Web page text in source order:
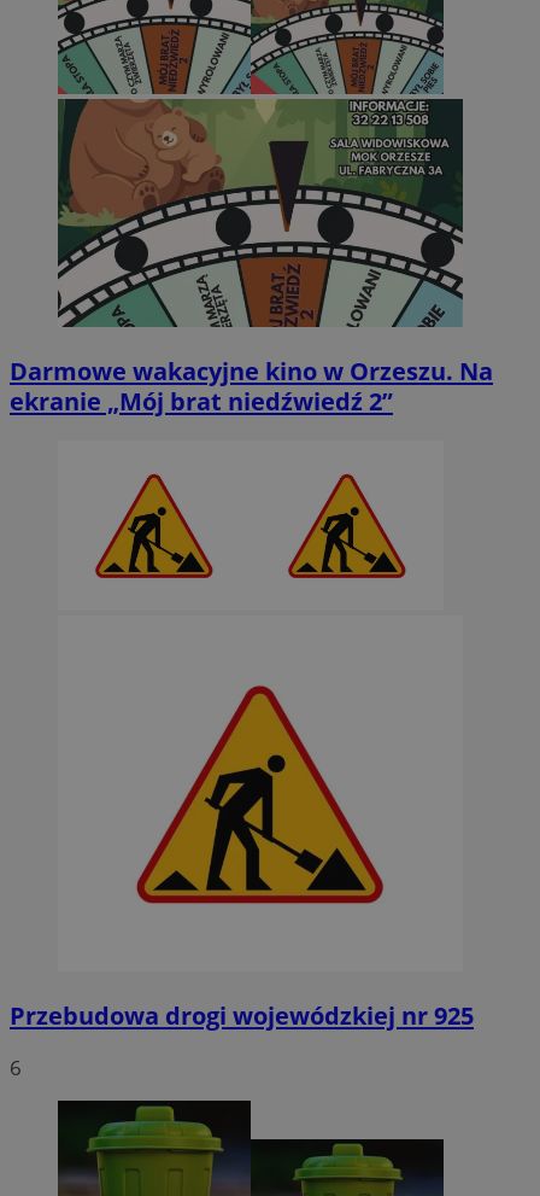
Darmowe wakacyjne kino w Orzeszu. Na
ekranie „Mój brat niedźwiedź 2”
Przebudowa drogi wojewódzkiej nr 925
6